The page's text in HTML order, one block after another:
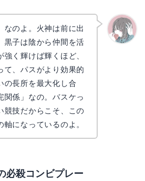
なのよ。火神は前に出
黒子は陰から仲間を活
く輝けば輝くほど、
て、パスがより効果的
の長所を最大化し合
関係」なの。バスケっ
競技だからこそ、この
になっているのよ。
必殺コンビプレー